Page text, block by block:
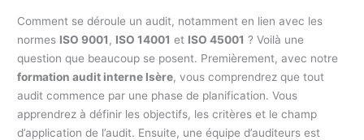
Comment se déroule un audit, notamment en lien avec les
normes ISO 9001 , ISO 14001 et ISO 45001 ? Voilà une
question que beaucoup se posent. Premièrement, avec notre
formation audit interne Isère, vous comprendrez que tout
audit commence par une phase de planification. Vous
apprendrez à définir les objectifs, les critères et le champ
d’application de l’audit. Ensuite, une équipe d’auditeurs est